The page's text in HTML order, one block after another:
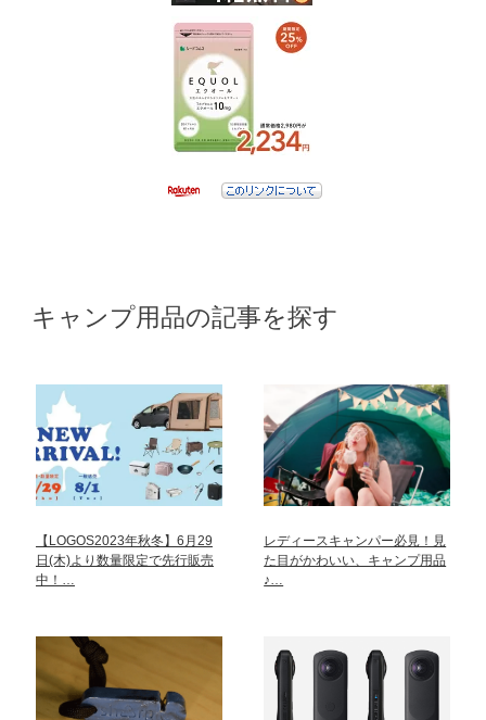
キャンプ用品の記事を探す
【LOGOS2023年秋冬】6月29
日(木)より数量限定で先行販売
中！…
レディースキャンパー必見！見
た目がかわいい、キャンプ用品
♪…